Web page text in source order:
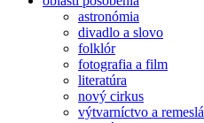
astronómia
divadlo a slovo
folklór
fotografia a film
literatúra
nový cirkus
výtvarníctvo a remeslá